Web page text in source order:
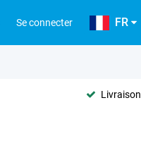
Se connecter FR
Livraison